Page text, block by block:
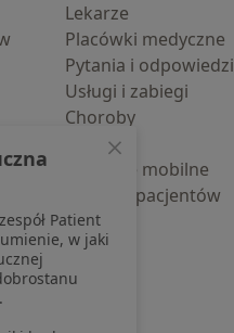
Lekarze
Placówki medyczne
Pytania i odpowiedzi
Usługi i zabiegi
Choroby
Pomoc
Aplikacje mobilne
Blog dla pacjentów
Patient
w jaki